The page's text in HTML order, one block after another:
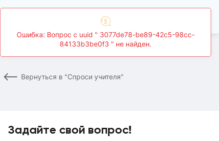
Спроси учителя Страница вопроса
Вернуться в "Спроси учителя"
Задайте свой вопрос!